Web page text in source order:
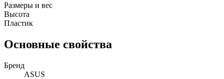
Размеры и вес
Высота
Пластик
Основные свойства
Бренд
ASUS